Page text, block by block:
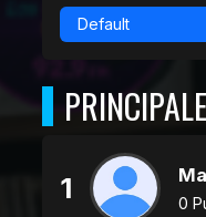
Default
1 0